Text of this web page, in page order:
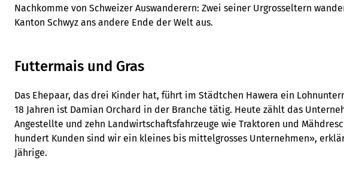
Nachkomme von Schweizer Auswanderern: Zwei seiner Urgrosseltern
Kanton Schwyz ans andere Ende der Welt aus.
Futtermais und Gras
Das Ehepaar, das drei Kinder hat, führt im Städtchen Hawera ein
18 Jahren ist Damian Orchard in der Branche tätig. Heute zählt das
Angestellte und zehn Landwirtschaftsfahrzeuge wie Traktoren und
hundert Kunden sind wir ein kleines bis mittelgrosses Unternehmen»,
Jährige.